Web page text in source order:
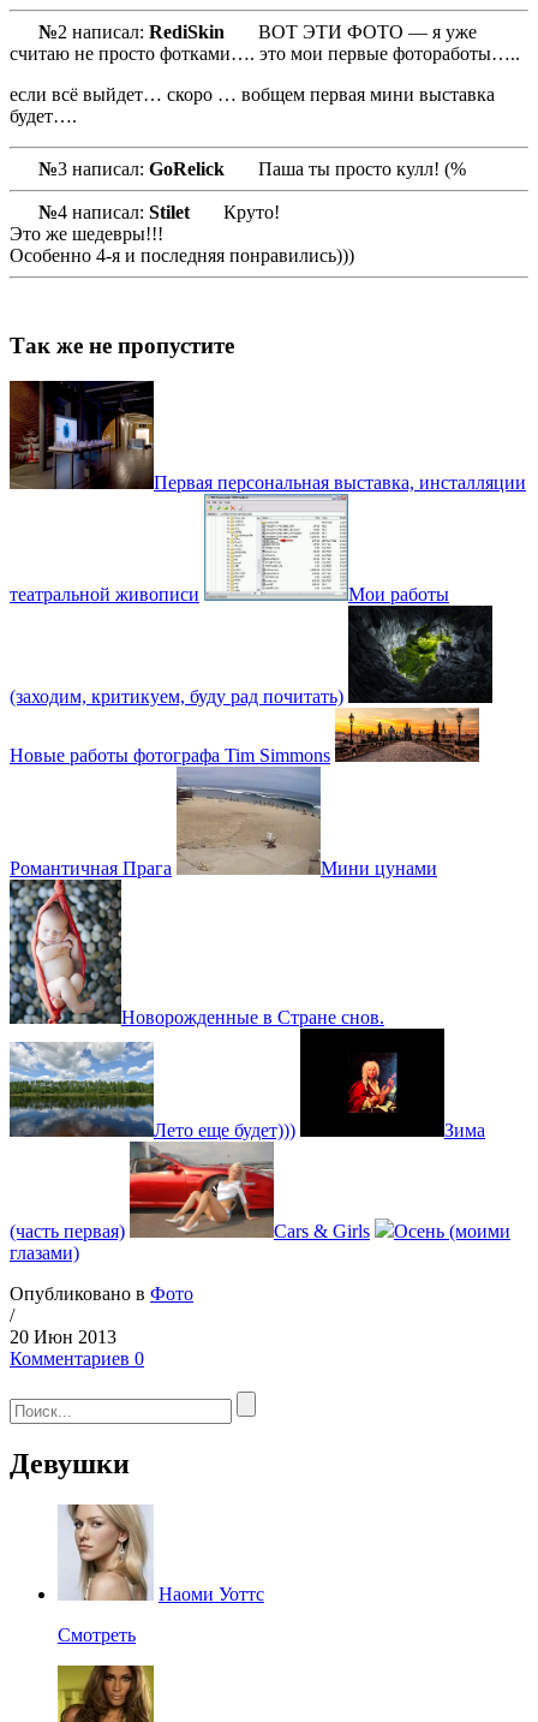
№2 написал: RediSkin
ВОТ ЭТИ ФОТО — я уже
считаю не просто фотками…. это мои первые фотоработы…..
если всё выйдет… скоро … вобщем первая мини выставка
будет….
№3 написал: GoRelick Паша ты просто кулл! (%
№4 написал: Stilet
Круто!
Это же шедевры!!!
Особенно 4-я и последняя понравились)))
Так же не пропустите
Первая персональная выставка, инсталляции
театральной живописи Мои работы
(заходим, критикуем, буду рад почитать)
Новые работы фотографа Tim Simmons
Романтичная Прага Мини цунами
Новорожденные в Стране снов.
Лето еще будет))) Зима
(часть первая) Cars & Girls
Осень (моими
глазами)
Опубликовано в Фото
/
20 Июн 2013
Комментариев 0
Девушки
Наоми Уоттс
Смотреть